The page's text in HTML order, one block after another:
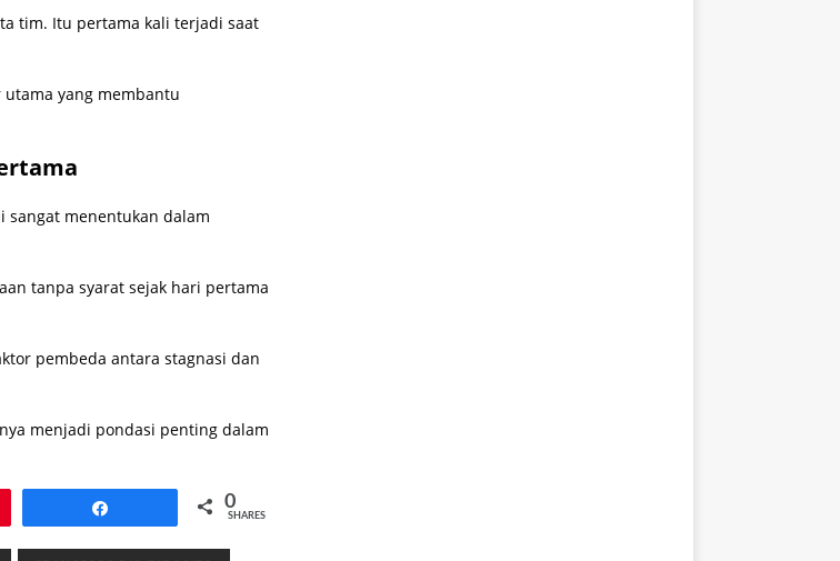
tim. Itu pertama kali terjadi saat
yang membantu
sangat menentukan dalam
tanpa syarat sejak hari pertama
pembeda antara stagnasi dan
menjadi pondasi penting dalam
0
SHARES